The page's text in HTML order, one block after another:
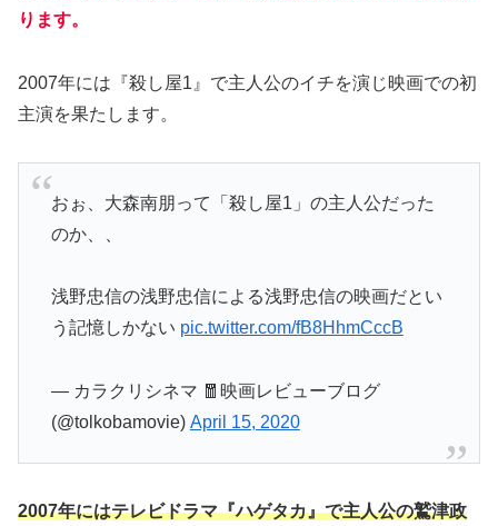
ります。
2007年には『殺し屋1』で主人公のイチを演じ映画での初
主演を果たします。
おぉ、大森南朋って「殺し屋1」の主人公だった
のか、、
浅野忠信の浅野忠信による浅野忠信の映画だとい
う記憶しかない pic.twitter.com/fB8HhmCccB
— カラクリシネマ 🧧映画レビューブログ
(@tolkobamovie) April 15, 2020
2007年にはテレビドラマ『ハゲタカ』で主人公の鷲津政